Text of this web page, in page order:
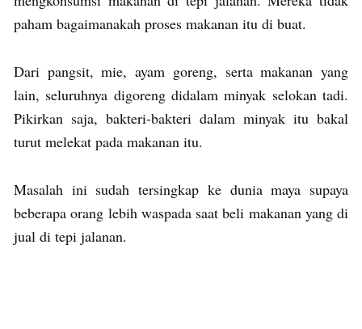
paham bagaimanakah proses makanan itu di buat.
Dari pangsit, mie, ayam goreng, serta makanan yang
lain, seluruhnya digoreng didalam minyak selokan tadi.
Pikirkan saja, bakteri-bakteri dalam minyak itu bakal
turut melekat pada makanan itu.
Masalah ini sudah tersingkap ke dunia maya supaya
beberapa orang lebih waspada saat beli makanan yang di
jual di tepi jalanan.